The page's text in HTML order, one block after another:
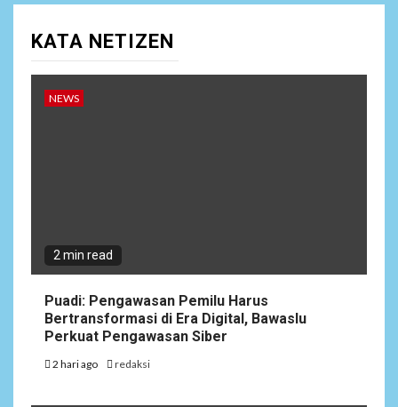
KATA NETIZEN
NEWS
2 min read
Puadi: Pengawasan Pemilu Harus
Bertransformasi di Era Digital, Bawaslu
Perkuat Pengawasan Siber
2 hari ago redaksi